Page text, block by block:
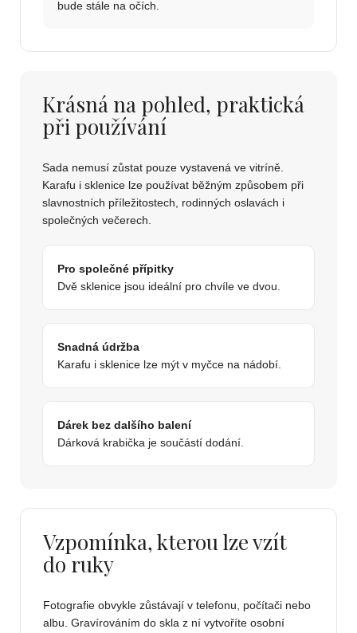
bude stále na očích.
Krásná na pohled, praktická
při používání
Sada nemusí zůstat pouze vystavená ve vitríně.
Karafu i sklenice lze používat běžným způsobem při
slavnostních příležitostech, rodinných oslavách i
společných večerech.
Pro společné přípitky
Dvě sklenice jsou ideální pro chvíle ve dvou.
Snadná údržba
Karafu i sklenice lze mýt v myčce na nádobí.
Dárek bez dalšího balení
Dárková krabička je součástí dodání.
Vzpomínka, kterou lze vzít
do ruky
Fotografie obvykle zůstávají v telefonu, počítači nebo
albu. Gravírováním do skla z ní vytvoříte osobní